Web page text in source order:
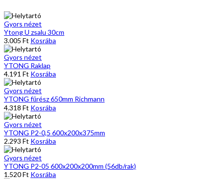
Gyors nézet
Ytong U zsalu 30cm
3.005 Ft Kosrába
Gyors nézet
YTONG Raklap
4.191 Ft Kosrába
Gyors nézet
YTONG fűrész 650mm Richmann
4.318 Ft Kosrába
Gyors nézet
YTONG P2-0,5 600x200x375mm
2.293 Ft Kosrába
Gyors nézet
YTONG P2-05 600x200x200mm (56db/rak)
1.520Ft Kosrába